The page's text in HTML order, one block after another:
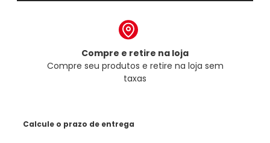
Compre e retire na loja
Compre seu produtos e retire na loja sem
taxas